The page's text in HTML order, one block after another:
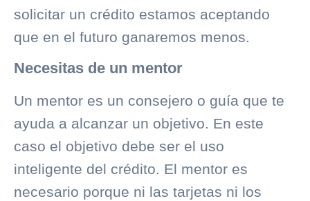
solicitar un crédito estamos aceptando
que en el futuro ganaremos menos.
Necesitas de un mentor
Un mentor es un consejero o guía que te
ayuda a alcanzar un objetivo. En este
caso el objetivo debe ser el uso
inteligente del crédito. El mentor es
necesario porque ni las tarjetas ni los